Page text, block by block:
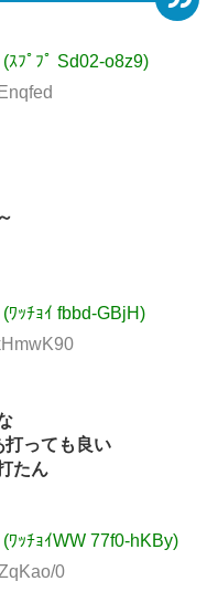
ﾌﾟﾌﾟ Sd02-o8z9)
ｯﾁｮｲ fbbd-GBjH)
っても良い
たん
ｯﾁｮｲWW 77f0-hKBy)
0